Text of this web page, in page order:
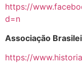
https://
d=n
Associação
https://